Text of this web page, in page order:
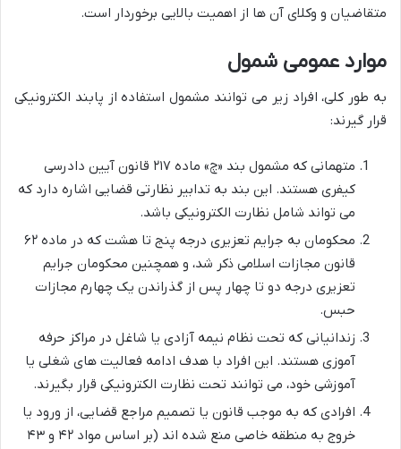
متقاضیان و وکلای آن ها از اهمیت بالایی برخوردار است.
موارد عمومی شمول
به طور کلی، افراد زیر می توانند مشمول استفاده از پابند الکترونیکی
قرار گیرند:
متهمانی که مشمول بند «چ» ماده ۲۱۷ قانون آیین دادرسی
کیفری هستند. این بند به تدابیر نظارتی قضایی اشاره دارد که
می تواند شامل نظارت الکترونیکی باشد.
محکومان به جرایم تعزیری درجه پنج تا هشت که در ماده ۶۲
قانون مجازات اسلامی ذکر شد، و همچنین محکومان جرایم
تعزیری درجه دو تا چهار پس از گذراندن یک چهارم مجازات
حبس.
زندانیانی که تحت نظام نیمه آزادی یا شاغل در مراکز حرفه
آموزی هستند. این افراد با هدف ادامه فعالیت های شغلی یا
آموزشی خود، می توانند تحت نظارت الکترونیکی قرار بگیرند.
افرادی که به موجب قانون یا تصمیم مراجع قضایی، از ورود یا
خروج به منطقه خاصی منع شده اند (بر اساس مواد ۴۲ و ۴۳